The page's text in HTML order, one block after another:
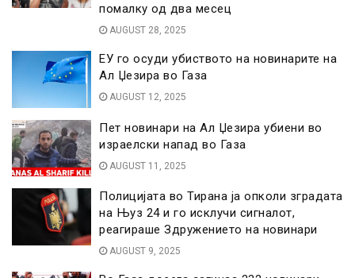
помалку од два месец
AUGUST 28, 2025
ЕУ го осуди убиството на новинарите на
Ал Џезира во Газа
AUGUST 12, 2025
Пет новинари на Ал Џезира убиени во
израелски напад во Газа
AUGUST 11, 2025
Полицијата во Тирана ја опколи зградата
на Њуз 24 и го исклучи сигналот,
реагираше Здружението на новинари
AUGUST 9, 2025